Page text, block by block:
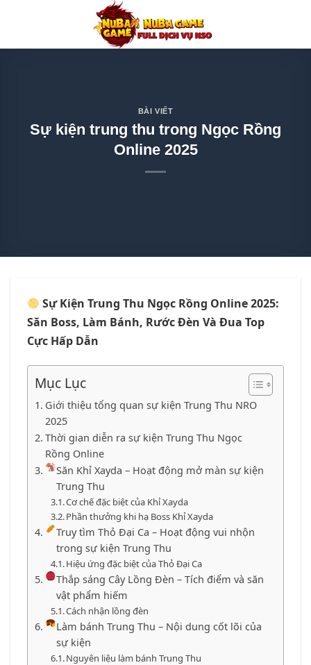
nội
BÀI VIẾT
Sự kiện trung thu trong Ngọc Rồng
Online 2025
Sự Kiện Trung Thu Ngọc Rồng Online 2025:
Săn Boss, Làm Bánh, Rước Đèn Và Đua Top
Cực Hấp Dẫn
Mục Lục
Giới thiệu tổng quan sự kiện Trung Thu NRO
2025
Thời gian diễn ra sự kiện Trung Thu Ngọc
Rồng Online
Săn Khỉ Xayda – Hoạt động mở màn sự kiện
Trung Thu
Cơ chế đặc biệt của Khỉ Xayda
Phần thưởng khi hạ Boss Khỉ Xayda
Truy tìm Thỏ Đại Ca – Hoạt động vui nhộn
trong sự kiện Trung Thu
Hiệu ứng đặc biệt của Thỏ Đại Ca
Thắp sáng Cây Lồng Đèn – Tích điểm và săn
vật phẩm hiếm
Cách nhận lồng đèn
Làm bánh Trung Thu – Nội dung cốt lõi của
sự kiện
Nguyên liệu làm bánh Trung Thu